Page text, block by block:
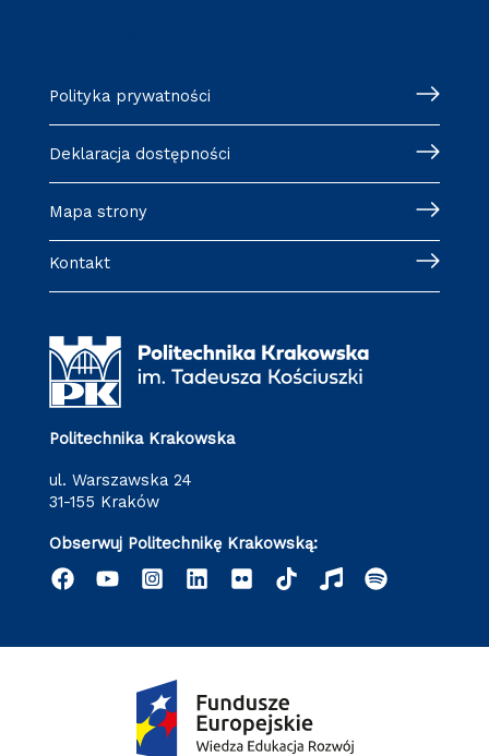
Polityka prywatności
Deklaracja dostępności
Mapa strony
Kontakt
Politechnika Krakowska
ul. Warszawska 24
31-155 Kraków
Obserwuj Politechnikę Krakowską: